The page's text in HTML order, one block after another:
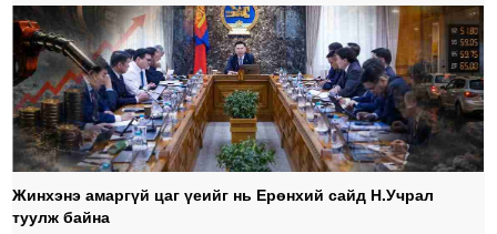
Жинхэнэ амаргүй цаг үеийг нь Ерөнхий сайд Н.Учрал
туулж байна